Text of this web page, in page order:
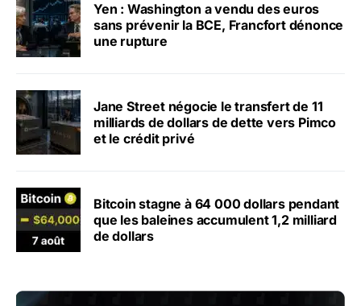
Yen : Washington a vendu des euros
sans prévenir la BCE, Francfort dénonce
une rupture
Jane Street négocie le transfert de 11
milliards de dollars de dette vers Pimco
et le crédit privé
Bitcoin stagne à 64 000 dollars pendant
que les baleines accumulent 1,2 milliard
de dollars